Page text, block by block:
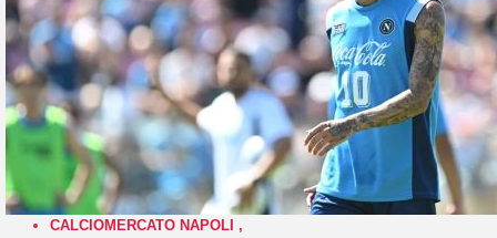
CALCIOMERCATO NAPOLI ,